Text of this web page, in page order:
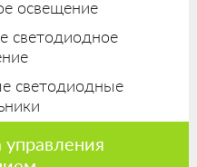
освещение
светодиодное
светодиодные